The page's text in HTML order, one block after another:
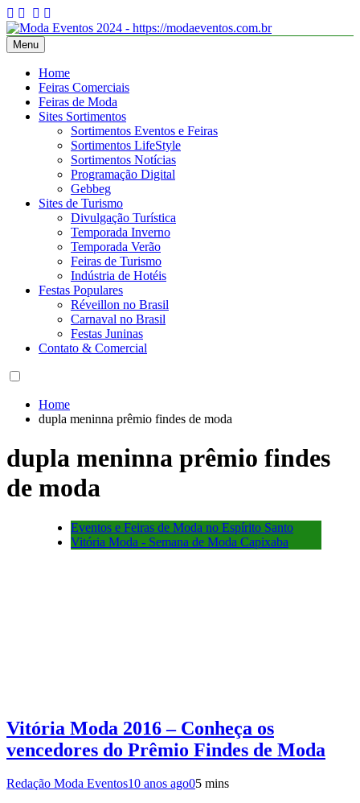
Skip
to
content
Moda Eventos 2026 – Desfiles de Moda 2026 – Feiras de Moda
2026
Moda Eventos 2026 – Moda Eventos no Brasil 2026 – Desfiles de
Moda 2026 – Feiras de Moda 2026 – Feiras de Moda no Brasil 2026
– Moda Eventos 2026 – Feiras de Moda Calçados 2026 – Feiras de
Moda Íntima 2026
Menu
Home
Feiras Comerciais
Feiras de Moda
Sites Sortimentos
Sortimentos Eventos e Feiras
Sortimentos LifeStyle
Sortimentos Notícias
Programação Digital
Gebbeg
Sites de Turismo
Divulgação Turística
Temporada Inverno
Temporada Verão
Feiras de Turismo
Indústria de Hotéis
Festas Populares
Réveillon no Brasil
Carnaval no Brasil
Festas Juninas
Contato & Comercial
Home
dupla meninna prêmio findes de moda
dupla meninna prêmio findes
de moda
Eventos e Feiras de Moda no Espírito Santo
Vitória Moda - Semana de Moda Capixaba
Vitória Moda 2016 – Conheça os
vencedores do Prêmio Findes de Moda
Redação Moda Eventos10 anos ago05 mins